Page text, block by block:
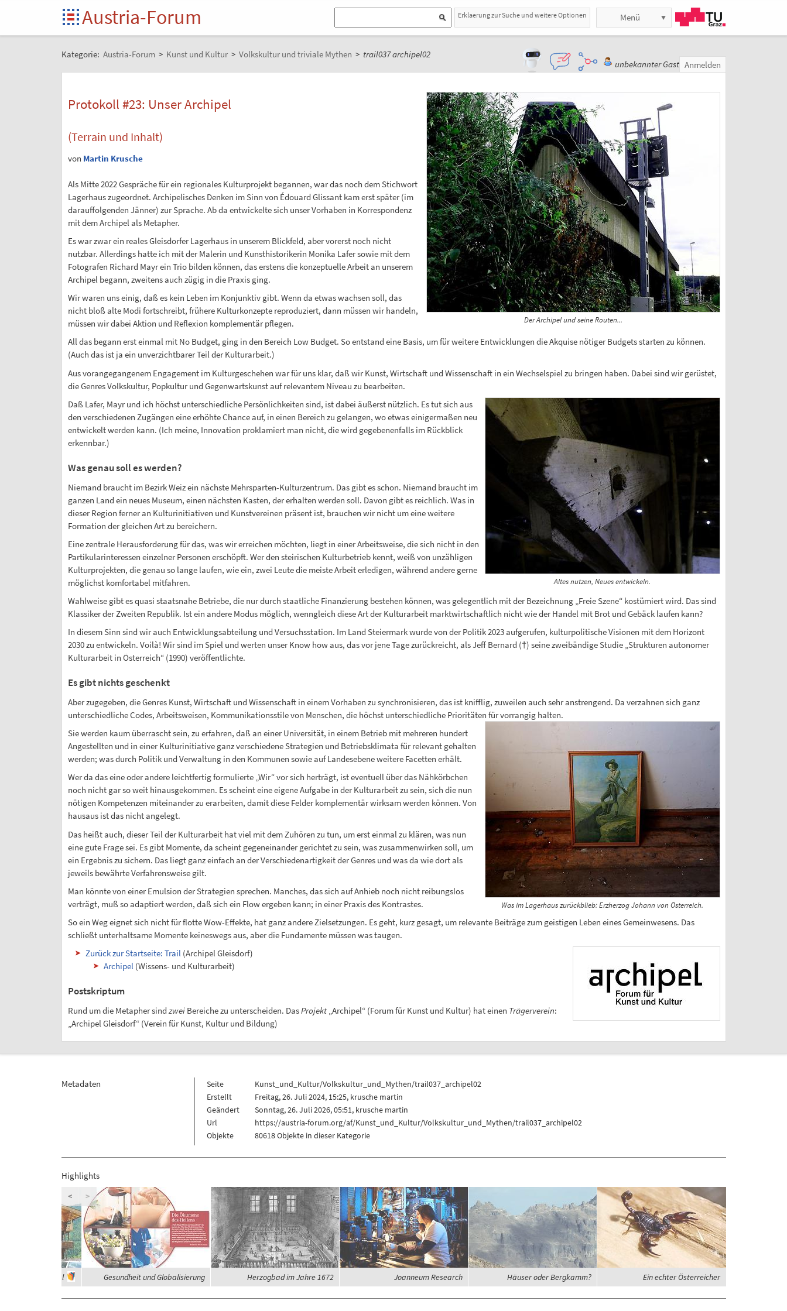
Austria-Forum Erklaerung zur Suche und weitere Optionen Menü
Kategorie: Austria-Forum > Kunst und Kultur > Volkskultur und triviale Mythen > trail037 archipel02
unbekannter Gast Anmelden
Der Archipel und seine Routen...
Protokoll #23: Unser Archipel
(Terrain und Inhalt)
von Martin Krusche
Als Mitte 2022 Gespräche für ein regionales Kulturprojekt begannen, war das noch dem Stichwort
Lagerhaus zugeordnet. Archipelisches Denken im Sinn von Édouard Glissant kam erst später (im
darauffolgenden Jänner) zur Sprache. Ab da entwickelte sich unser Vorhaben in Korrespondenz
mit dem Archipel als Metapher.
Es war zwar ein reales Gleisdorfer Lagerhaus in unserem Blickfeld, aber vorerst noch nicht
nutzbar. Allerdings hatte ich mit der Malerin und Kunsthistorikerin Monika Lafer sowie mit dem
Fotografen Richard Mayr ein Trio bilden können, das erstens die konzeptuelle Arbeit an unserem
Archipel begann, zweitens auch zügig in die Praxis ging.
Wir waren uns einig, daß es kein Leben im Konjunktiv gibt. Wenn da etwas wachsen soll, das
nicht bloß alte Modi fortschreibt, frühere Kulturkonzepte reproduziert, dann müssen wir handeln,
müssen wir dabei Aktion und Reflexion komplementär pflegen.
All das begann erst einmal mit No Budget, ging in den Bereich Low Budget. So entstand eine Basis, um für weitere Entwicklungen die Akquise nötiger Budgets starten zu können.
(Auch das ist ja ein unverzichtbarer Teil der Kulturarbeit.)
Aus vorangegangenem Engagement im Kulturgeschehen war für uns klar, daß wir Kunst, Wirtschaft und Wissenschaft in ein Wechselspiel zu bringen haben. Dabei sind wir gerüstet,
die Genres Volkskultur, Popkultur und Gegenwartskunst auf relevantem Niveau zu bearbeiten.
Altes nutzen, Neues entwickeln.
Daß Lafer, Mayr und ich höchst unterschiedliche Persönlichkeiten sind, ist dabei äußerst nützlich. Es tut sich aus
den verschiedenen Zugängen eine erhöhte Chance auf, in einen Bereich zu gelangen, wo etwas einigermaßen neu
entwickelt werden kann. (Ich meine, Innovation proklamiert man nicht, die wird gegebenenfalls im Rückblick
erkennbar.)
Was genau soll es werden?
Niemand braucht im Bezirk Weiz ein nächste Mehrsparten-Kulturzentrum. Das gibt es schon. Niemand braucht im
ganzen Land ein neues Museum, einen nächsten Kasten, der erhalten werden soll. Davon gibt es reichlich. Was in
dieser Region ferner an Kulturinitiativen und Kunstvereinen präsent ist, brauchen wir nicht um eine weitere
Formation der gleichen Art zu bereichern.
Eine zentrale Herausforderung für das, was wir erreichen möchten, liegt in einer Arbeitsweise, die sich nicht in den
Partikularinteressen einzelner Personen erschöpft. Wer den steirischen Kulturbetrieb kennt, weiß von unzähligen
Kulturprojekten, die genau so lange laufen, wie ein, zwei Leute die meiste Arbeit erledigen, während andere gerne
möglichst komfortabel mitfahren.
Wahlweise gibt es quasi staatsnahe Betriebe, die nur durch staatliche Finanzierung bestehen können, was gelegentlich mit der Bezeichnung „Freie Szene“ kostümiert wird. Das sind
Klassiker der Zweiten Republik. Ist ein andere Modus möglich, wenngleich diese Art der Kulturarbeit marktwirtschaftlich nicht wie der Handel mit Brot und Gebäck laufen kann?
In diesem Sinn sind wir auch Entwicklungsabteilung und Versuchsstation. Im Land Steiermark wurde von der Politik 2023 aufgerufen, kulturpolitische Visionen mit dem Horizont
2030 zu entwickeln. Voilà! Wir sind im Spiel und werten unser Know how aus, das vor jene Tage zurückreicht, als Jeff Bernard (†) seine zweibändige Studie „Strukturen autonomer
Kulturarbeit in Österreich“ (1990) veröffentlichte.
Es gibt nichts geschenkt
Aber zugegeben, die Genres Kunst, Wirtschaft und Wissenschaft in einem Vorhaben zu synchronisieren, das ist knifflig, zuweilen auch sehr anstrengend. Da verzahnen sich ganz
unterschiedliche Codes, Arbeitsweisen, Kommunikationsstile von Menschen, die höchst unterschiedliche Prioritäten für vorrangig halten.
Was im Lagerhaus zurückblieb: Erzherzog Johann von Österreich.
Sie werden kaum überrascht sein, zu erfahren, daß an einer Universität, in einem Betrieb mit mehreren hundert
Angestellten und in einer Kulturinitiative ganz verschiedene Strategien und Betriebsklimata für relevant gehalten
werden; was durch Politik und Verwaltung in den Kommunen sowie auf Landesebene weitere Facetten erhält.
Wer da das eine oder andere leichtfertig formulierte „Wir“ vor sich herträgt, ist eventuell über das Nähkörbchen
noch nicht gar so weit hinausgekommen. Es scheint eine eigene Aufgabe in der Kulturarbeit zu sein, sich die nun
nötigen Kompetenzen miteinander zu erarbeiten, damit diese Felder komplementär wirksam werden können. Von
hausaus ist das nicht angelegt.
Das heißt auch, dieser Teil der Kulturarbeit hat viel mit dem Zuhören zu tun, um erst einmal zu klären, was nun
eine gute Frage sei. Es gibt Momente, da scheint gegeneinander gerichtet zu sein, was zusammenwirken soll, um
ein Ergebnis zu sichern. Das liegt ganz einfach an der Verschiedenartigkeit der Genres und was da wie dort als
jeweils bewährte Verfahrensweise gilt.
Man könnte von einer Emulsion der Strategien sprechen. Manches, das sich auf Anhieb noch nicht reibungslos
verträgt, muß so adaptiert werden, daß sich ein Flow ergeben kann; in einer Praxis des Kontrastes.
So ein Weg eignet sich nicht für flotte Wow-Effekte, hat ganz andere Zielsetzungen. Es geht, kurz gesagt, um relevante Beiträge zum geistigen Leben eines Gemeinwesens. Das
schließt unterhaltsame Momente keineswegs aus, aber die Fundamente müssen was taugen.
Zurück zur Startseite: Trail (Archipel Gleisdorf)
Archipel(Wissens- und Kulturarbeit)
Postskriptum
Rund um die Metapher sind zwei Bereiche zu unterscheiden. DasProjekt„Archipel“ (Forum für Kunst und Kultur) hat einen Trägerverein:
„Archipel Gleisdorf“ (Verein für Kunst, Kultur und Bildung)
Metadaten Seite
Kunst_und_Kultur/Volkskultur_und_Mythen/trail037_archipel02
Erstellt
Freitag, 26. Juli 2024, 15:25, krusche martin
Geändert
Sonntag, 26. Juli 2026, 05:51, krusche martin
Url
https://austria-forum.org/af/Kunst_und_Kultur/Volkskultur_und_Mythen/trail037_archipel02
Objekte
80618 Objekte in dieser Kategorie
Highlights
im Zillertal Gesundheit und Globalisierung Herzogbad im Jahre 1672 Joanneum Research Häuser oder Bergkamm? Ein echter Österreicher
< >